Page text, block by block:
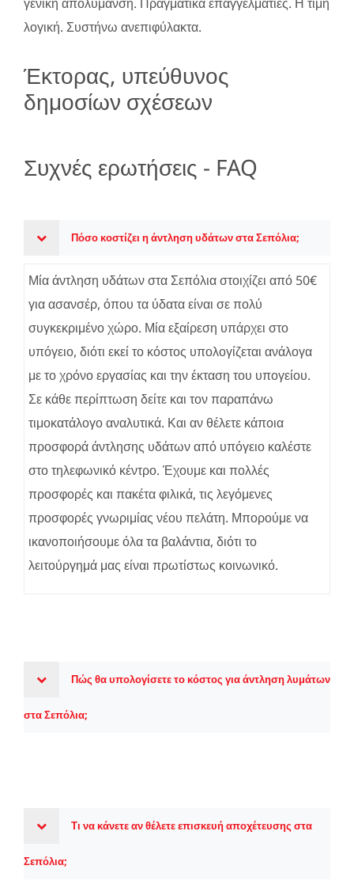
λογική. Συστήνω ανεπιφύλακτα.
Έκτορας, υπεύθυνος
δημοσίων σχέσεων
Συχνές ερωτήσεις - FAQ
Πόσο κοστίζει η άντληση υδάτων στα Σεπόλια;
Μία άντληση υδάτων στα Σεπόλια στοιχίζει από 50€
για ασανσέρ, όπου τα ύδατα είναι σε πολύ
συγκεκριμένο χώρο. Μία εξαίρεση υπάρχει στο
υπόγειο, διότι εκεί το κόστος υπολογίζεται ανάλογα
με το χρόνο εργασίας και την έκταση του υπογείου.
Σε κάθε περίπτωση δείτε και τον παραπάνω
τιμοκατάλογο αναλυτικά. Και αν θέλετε κάποια
προσφορά άντλησης υδάτων από υπόγειο καλέστε
στο τηλεφωνικό κέντρο. Έχουμε και πολλές
προσφορές και πακέτα φιλικά, τις λεγόμενες
προσφορές γνωριμίας νέου πελάτη. Μπορούμε να
ικανοποιήσουμε όλα τα βαλάντια, διότι το
λειτούργημά μας είναι πρωτίστως κοινωνικό.
Πώς θα υπολογίσετε το κόστος για άντληση λυμάτων
στα Σεπόλια;
Τι να κάνετε αν θέλετε επισκευή αποχέτευσης στα
Σεπόλια;